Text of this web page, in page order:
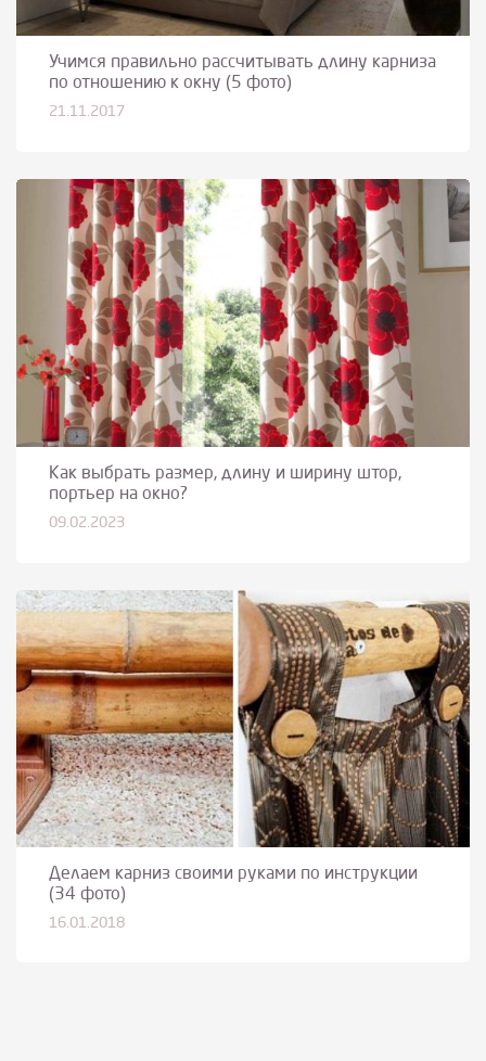
Учимся правильно рассчитывать длину карниза
по отношению к окну (5 фото)
21.11.2017
Как выбрать размер, длину и ширину штор,
портьер на окно?
09.02.2023
Делаем карниз своими руками по инструкции
(34 фото)
16.01.2018